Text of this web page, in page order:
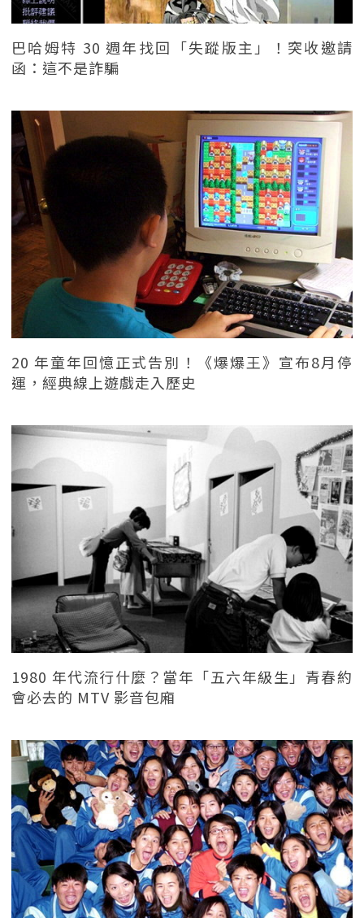
巴哈姆特 30 週年找回「失蹤版主」！突收邀請
函：這不是詐騙
20 年童年回憶正式告別！《爆爆王》宣布8月停
運，經典線上遊戲走入歷史
1980 年代流行什麼？當年「五六年級生」青春約
會必去的 MTV 影音包廂